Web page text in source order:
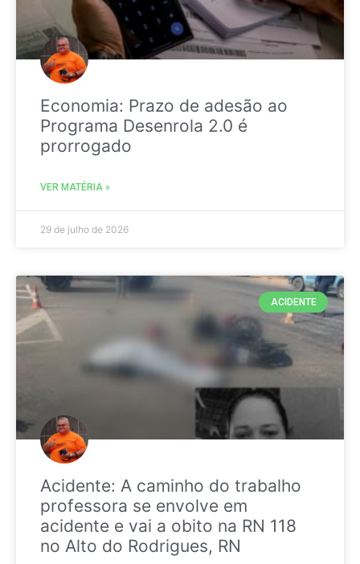
Economia: Prazo de adesão ao
Programa Desenrola 2.0 é
prorrogado
VER MATÉRIA »
29 de julho de 2026
ACIDENTE
Acidente: A caminho do trabalho
professora se envolve em
acidente e vai a obito na RN 118
no Alto do Rodrigues, RN